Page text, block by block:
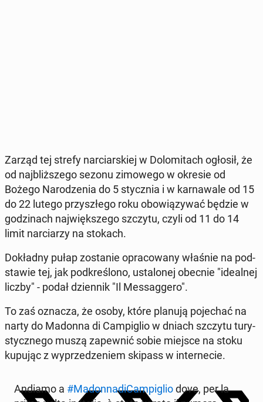
Zarząd tej strefy nar­ciar­skiej w Do­lo­mi­tach ogłosił, że
od naj­bliż­sze­go sezonu zi­mo­we­go w okresie od
Bożego Na­ro­dze­nia do 5 stycz­nia i w kar­na­wa­le od 15
do 22 lutego przy­szłe­go roku obo­wią­zy­wać będzie w
go­dzi­nach naj­więk­sze­go szczytu, czyli od 11 do 14
limit nar­cia­rzy na stokach.
Do­kład­ny pułap zo­sta­nie opra­co­wa­ny właśnie na pod­
sta­wie tej, jak pod­kre­ślo­no, usta­lo­nej obecnie "ide­al­nej
liczby" - podał dzien­nik "Il Mes­sag­ge­ro".
To zaś oznacza, że osoby, które planują po­je­chać na
narty do Madonna di Cam­pi­glio w dniach szczytu tu­ry­
stycz­ne­go muszą za­pew­nić sobie miejsce na stoku
kupując z wy­prze­dze­niem skipass w in­ter­ne­cie.
Andiamo a #Ma­don­na­di­Cam­pi­gliodove, per la